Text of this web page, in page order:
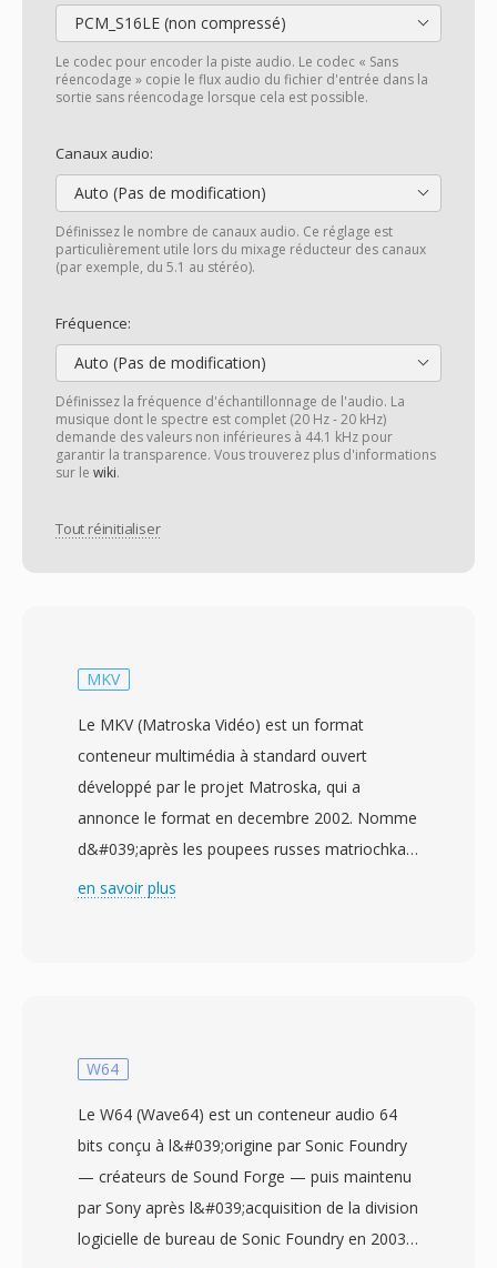
PCM_S16LE (non compressé)
Le codec pour encoder la piste audio. Le codec « Sans
réencodage » copie le flux audio du fichier d'entrée dans la
sortie sans réencodage lorsque cela est possible.
Canaux audio:
Auto (Pas de modification)
Définissez le nombre de canaux audio. Ce réglage est
particulièrement utile lors du mixage réducteur des canaux
(par exemple, du 5.1 au stéréo).
Fréquence:
Auto (Pas de modification)
Définissez la fréquence d'échantillonnage de l'audio. La
musique dont le spectre est complet (20 Hz - 20 kHz)
demande des valeurs non inférieures à 44.1 kHz pour
garantir la transparence. Vous trouverez plus d'informations
sur le wiki.
Tout réinitialiser
MKV
Le MKV (Matroska Vidéo) est un format
conteneur multimédia à standard ouvert
développé par le projet Matroska, qui a
annonce le format en decembre 2002. Nomme
d&#039;après les poupees russes matriochkas,
le format est construit sûr le Extensible Binary
au sein d&#039;un seul fichier, prenant en
VP9 et AV1 pour la vidéo, et de l&#039;AAC,
FLAC, Opus et DTS pour l&#039;audio. Une
fonctionnalité remarquable est la prisé en
chargé complète dès sous-titres, gérant dès
formats allant du texte simple SRT àux sous-
en savoir plus
W64
Le W64 (Wave64) est un conteneur audio 64
bits conçu à l&#039;origine par Sonic Foundry
— créateurs de Sound Forge — puis maintenu
par Sony après l&#039;acquisition de la division
logicielle de bureau de Sonic Foundry en 2003.